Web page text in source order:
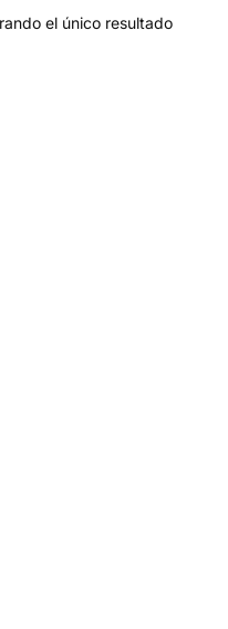
el único resultado